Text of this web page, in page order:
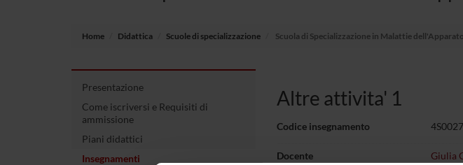
Home Didattica Scuole di specializzazione Scuola di Specializzazione in Malattie
Presentazione
Come iscriversi e Requisiti di
ammissione
Piani didattici
Insegnamenti
Altre attivita' 1
Codice insegnamento
Docente Giulia